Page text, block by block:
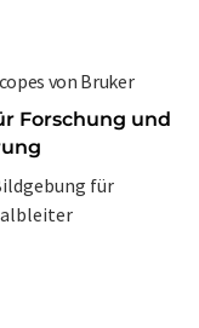
von Bruker
Forschung und
für